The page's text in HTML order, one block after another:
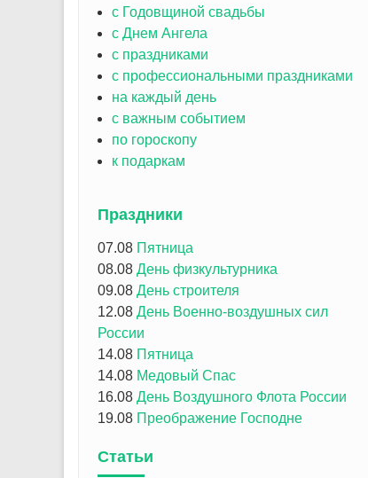
с Годовщиной свадьбы
с Днем Ангела
с праздниками
с профессиональными праздниками
на каждый день
с важным событием
по гороскопу
к подаркам
Праздники
07.08 Пятница
08.08 День физкультурника
09.08 День строителя
12.08 День Военно-воздушных сил
России
14.08 Пятница
14.08 Медовый Спас
16.08 День Воздушного Флота России
19.08 Преображение Господне
Статьи